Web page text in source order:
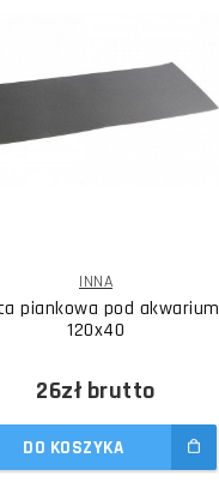
INNA
piankowa pod akwarium
120x40
26złbrutto
DO KOSZYKA